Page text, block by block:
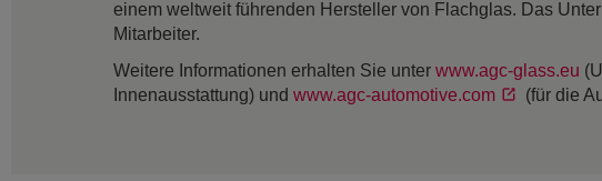
einem weltweit führenden Hersteller von Flachglas. Das
Mitarbeiter.
Weitere Informationen erhalten Sie unter www.agc-glass.eu
Innenausstattung) und www.agc-automotive.com (für die